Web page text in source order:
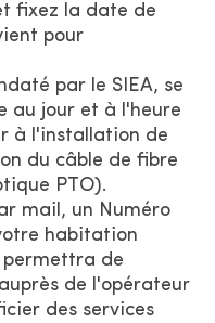
fixez la date de
pour
par le SIEA, se
au jour et à l'heure
à l'installation de
du câble de fibre
PTO).
mail, un Numéro
habitation
permettra de
de l'opérateur
des services